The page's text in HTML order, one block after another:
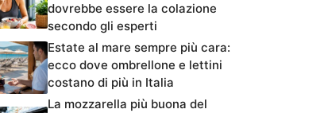
dovrebbe essere la colazione
secondo gli esperti
Estate al mare sempre più cara:
ecco dove ombrellone e lettini
costano di più in Italia
La mozzarella più buona del